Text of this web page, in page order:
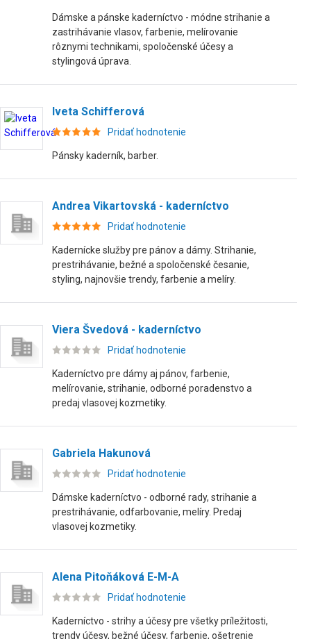
Dámske a pánske kaderníctvo - módne strihanie a
zastrihávanie vlasov, farbenie, melírovanie
rôznymi technikami, spoločenské účesy a
stylingová úprava.
Iveta Schifferová
Pridať hodnotenie
Pánsky kaderník, barber.
Andrea Vikartovská - kaderníctvo
Pridať hodnotenie
Kadernícke služby pre pánov a dámy. Strihanie,
prestrihávanie, bežné a spoločenské česanie,
styling, najnovšie trendy, farbenie a melíry.
Viera Švedová - kaderníctvo
Pridať hodnotenie
Kaderníctvo pre dámy aj pánov, farbenie,
melírovanie, strihanie, odborné poradenstvo a
predaj vlasovej kozmetiky.
Gabriela Hakunová
Pridať hodnotenie
Dámske kaderníctvo - odborné rady, strihanie a
prestrihávanie, odfarbovanie, melíry. Predaj
vlasovej kozmetiky.
Alena Pitoňáková E-M-A
Pridať hodnotenie
Kaderníctvo - strihy a účesy pre všetky príležitosti,
trendy účesy, bežné účesy, farbenie, ošetrenie